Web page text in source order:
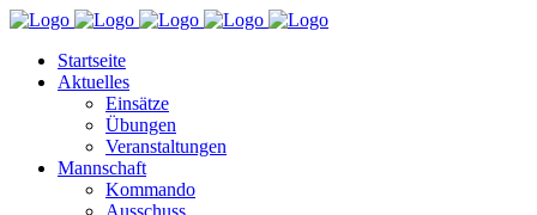
Startseite
Aktuelles
Einsätze
Übungen
Veranstaltungen
Mannschaft
Kommando
Ausschuss